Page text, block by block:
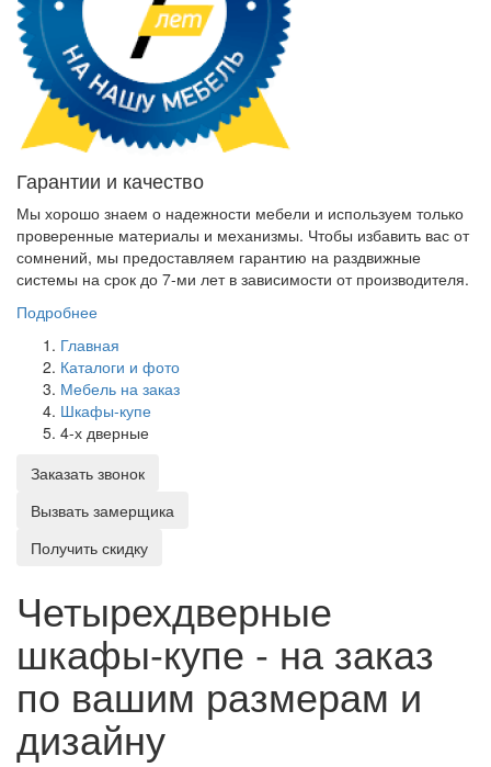
Гарантии и качество
Мы хорошо знаем о надежности мебели и используем только
проверенные материалы и механизмы. Чтобы избавить вас от
сомнений, мы предоставляем гарантию на раздвижные
системы на срок до 7-ми лет в зависимости от производителя.
Подробнее
Главная
Каталоги и фото
Мебель на заказ
Шкафы-купе
4-х дверные
Заказать звонок
Вызвать замерщика
Получить скидку
Четырехдверные
шкафы-купе - на заказ
по вашим размерам и
дизайну